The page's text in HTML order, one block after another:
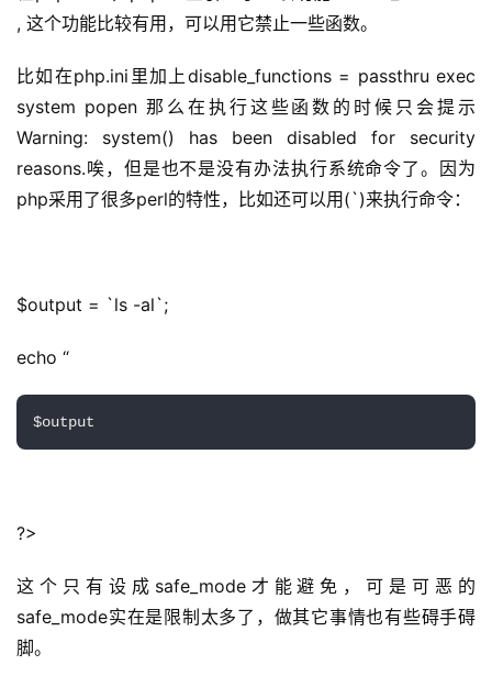
公
问
答
社
区
盾
动
态
, 这个功能比较有用，可以用它禁止一些函数。
比如在php.ini里加上disable_functions = passthru exec
system popen 那么在执行这些函数的时候只会提示
Warning: system() has been disabled for security
reasons.唉，但是也不是没有办法执行系统命令了。因为
php采用了很多perl的特性，比如还可以用(`)来执行命令：
$output = `ls -al`;
echo “
$output
?>
这个只有设成safe_mode才能避免，可是可恶的
safe_mode实在是限制太多了，做其它事情也有些碍手碍
脚。